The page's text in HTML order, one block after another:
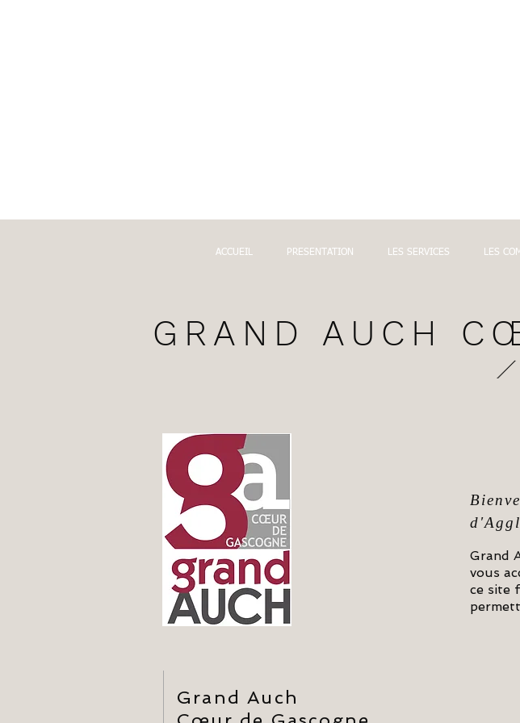
ACCUEIL PRESENTATION LES SERVICES LES
GRAND AUCH
Grand Auch
Grand
vous
ce site